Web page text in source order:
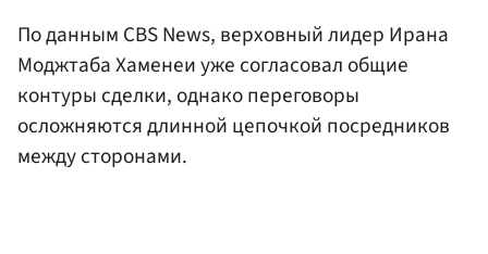
По данным CBS News, верховный лидер Ирана
Моджтаба Хаменеи уже согласовал общие
контуры сделки, однако переговоры
осложняются длинной цепочкой посредников
между сторонами.